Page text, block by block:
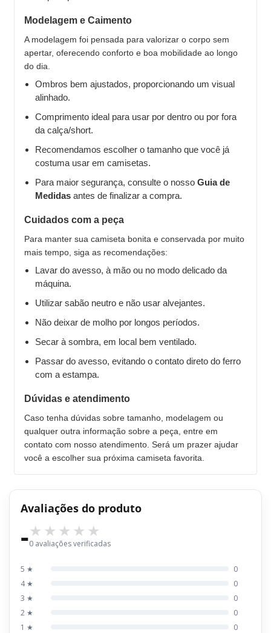
Modelagem e Caimento
A modelagem foi pensada para valorizar o corpo sem
apertar, oferecendo conforto e boa mobilidade ao longo
do dia.
Ombros bem ajustados, proporcionando um visual
alinhado.
Comprimento ideal para usar por dentro ou por fora
da calça/short.
Recomendamos escolher o tamanho que você já
costuma usar em camisetas.
Para maior segurança, consulte o nosso Guia de
Medidas antes de finalizar a compra.
Cuidados com a peça
Para manter sua camiseta bonita e conservada por muito
mais tempo, siga as recomendações:
Lavar do avesso, à mão ou no modo delicado da
máquina.
Utilizar sabão neutro e não usar alvejantes.
Não deixar de molho por longos períodos.
Secar à sombra, em local bem ventilado.
Passar do avesso, evitando o contato direto do ferro
com a estampa.
Dúvidas e atendimento
Caso tenha dúvidas sobre tamanho, modelagem ou
qualquer outra informação sobre a peça, entre em
contato com nosso atendimento. Será um prazer ajudar
você a escolher sua próxima camiseta favorita.
Avaliações do produto
-0 avaliações verificadas
5 ★
0
4 ★
0
3 ★
0
2 ★
0
1 ★
0